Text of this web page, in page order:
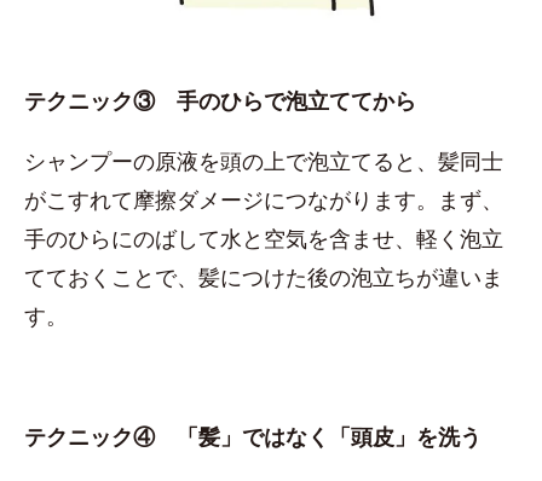
テクニック③ 手のひらで泡立ててから
シャンプーの原液を頭の上で泡立てると、髪同士
がこすれて摩擦ダメージにつながります。まず、
手のひらにのばして水と空気を含ませ、軽く泡立
てておくことで、髪につけた後の泡立ちが違いま
す。
テクニック④ 「髪」ではなく「頭皮」を洗う